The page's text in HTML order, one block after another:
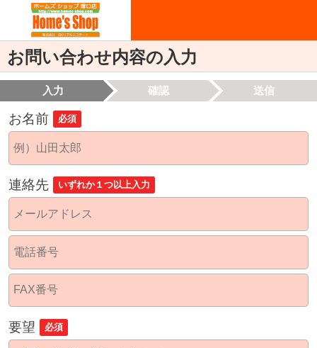
お問い合わせ内容の入力
入力 確認 送信
お名前 必須
連絡先 いずれか１つ以上入力
要望 必須